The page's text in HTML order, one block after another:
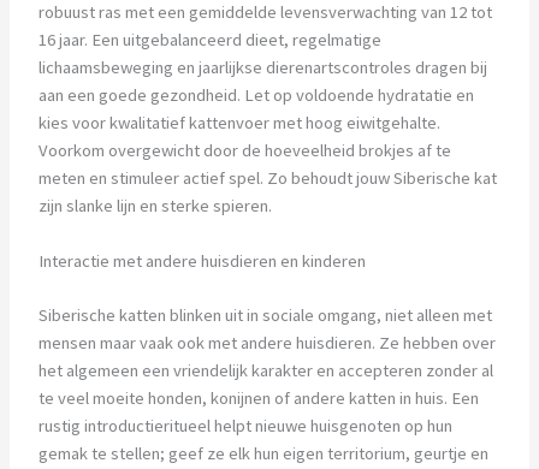
robuust ras met een gemiddelde levensverwachting van 12 tot
16 jaar. Een uitgebalanceerd dieet, regelmatige
lichaamsbeweging en jaarlijkse dierenartscontroles dragen bij
aan een goede gezondheid. Let op voldoende hydratatie en
kies voor kwalitatief kattenvoer met hoog eiwitgehalte.
Voorkom overgewicht door de hoeveelheid brokjes af te
meten en stimuleer actief spel. Zo behoudt jouw Siberische kat
zijn slanke lijn en sterke spieren.
Interactie met andere huisdieren en kinderen
Siberische katten blinken uit in sociale omgang, niet alleen met
mensen maar vaak ook met andere huisdieren. Ze hebben over
het algemeen een vriendelijk karakter en accepteren zonder al
te veel moeite honden, konijnen of andere katten in huis. Een
rustig introductieritueel helpt nieuwe huisgenoten op hun
gemak te stellen; geef ze elk hun eigen territorium, geurtje en